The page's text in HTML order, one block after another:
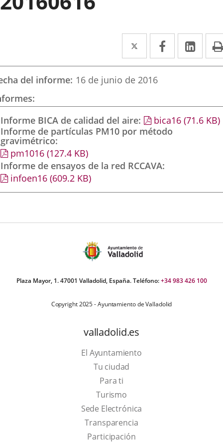
Twitter
Enlace
a
una
externa.
Facebook
Enlace
a
externa.
a
del informe 16 de junio de 2016
Informe BICA de calidad del aire
bica16 (71.6 KB)
Informe de partículas PM10 por método
gravimétrico
pm1016 (127.4 KB)
Informe de ensayos de la red RCCAVA
infoen16 (609.2 KB)
Plaza Mayor, 1. 47001 Valladolid, España. Teléfono:+34 983 426 100
Copyright 2025 - Ayuntamiento de Valladolid
valladolid.es
El Ayuntamiento
Tu ciudad
Para ti
TurismoThis
link
will
open
Sede Electrónica
Transparencia
Participación